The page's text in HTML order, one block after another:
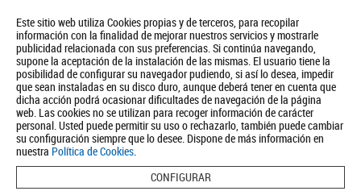
Este sitio web utiliza Cookies propias y de terceros, para recopilar
información con la finalidad de mejorar nuestros servicios y mostrarle
publicidad relacionada con sus preferencias. Si continúa navegando,
supone la aceptación de la instalación de las mismas. El usuario tiene la
posibilidad de configurar su navegador pudiendo, si así lo desea, impedir
que sean instaladas en su disco duro, aunque deberá tener en cuenta que
dicha acción podrá ocasionar dificultades de navegación de la página
web. Las cookies no se utilizan para recoger información de carácter
personal. Usted puede permitir su uso o rechazarlo, también puede cambiar
su configuración siempre que lo desee. Dispone de más información en
nuestra Política de Cookies.
CONFIGURAR
Quiénes somos Turismo Política de Privacidad Aviso Legal
Política de Cookies
BUSCAR